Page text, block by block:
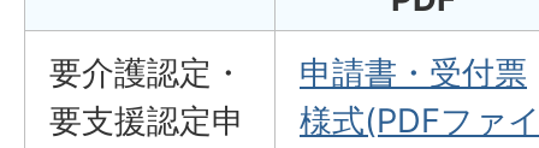
要介護認定・
要支援認定申
申請書・受付票
様式(PDFファ